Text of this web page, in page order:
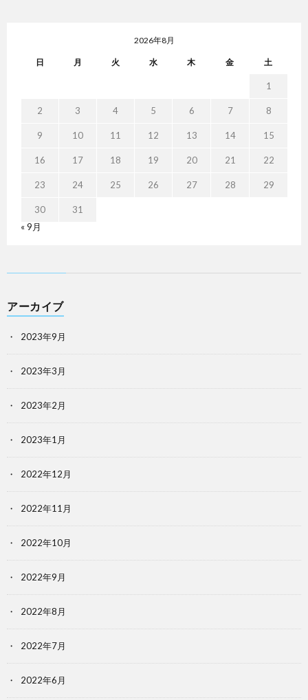
2026年8月
日 月 火 水 木 金 土
1
2 3 4 5 6 7 8
9 10 11 12 13 14 15
16 17 18 19 20 21 22
23 24 25 26 27 28 29
30
31
« 9月
アーカイブ
2023年9月
2023年3月
2023年2月
2023年1月
2022年12月
2022年11月
2022年10月
2022年9月
2022年8月
2022年7月
2022年6月